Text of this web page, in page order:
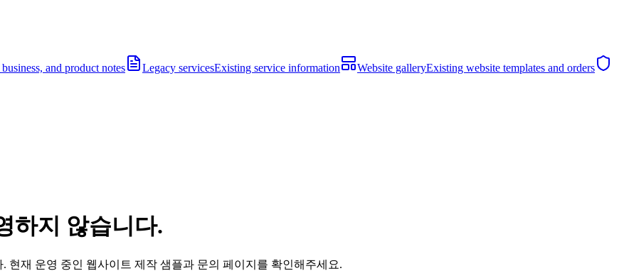
and product notes Legacy servicesExisting service information Website galleryExisting website templates and orders
하지 않습니다.
재 운영 중인 웹사이트 제작 샘플과 문의 페이지를 확인해주세요.